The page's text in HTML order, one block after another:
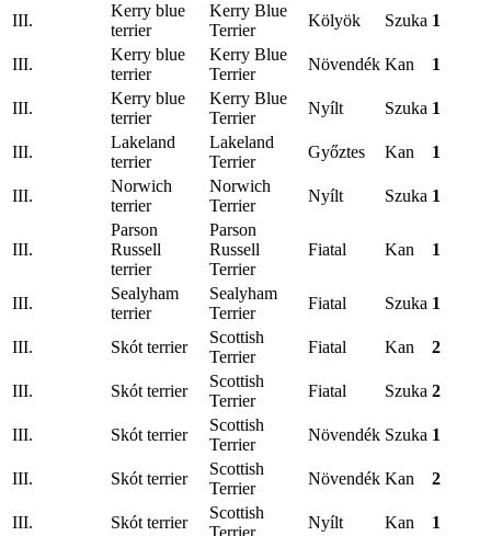
III.
Kerry blue
terrier
Kerry Blue
Terrier
Kölyök Szuka 1
III.
Kerry blue
terrier
Kerry Blue
Terrier
Növendék Kan 1
III.
Kerry blue
terrier
Kerry Blue
Terrier
Nyílt Szuka 1
III.
Lakeland
terrier
Lakeland
Terrier
Győztes Kan 1
III.
Norwich
terrier
Norwich
Terrier
Nyílt Szuka 1
III.
Parson
Russell
terrier
Parson
Russell
Terrier
Fiatal Kan 1
III.
Sealyham
terrier
Sealyham
Terrier
Fiatal Szuka 1
III. Skót terrier
Scottish
Terrier
Fiatal Kan 2
III. Skót terrier
Scottish
Terrier
Fiatal Szuka 2
III. Skót terrier
Scottish
Terrier
Növendék Szuka 1
III. Skót terrier
Scottish
Terrier
Növendék Kan 2
III. Skót terrier
Scottish
Nyílt Kan 1